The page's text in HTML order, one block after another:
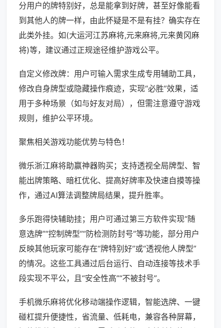
分用户的牌特别好，总是能拿到好牌，甚至好像能看
到其他人的牌一样，由此怀疑是不是有挂？确实存在
此类外挂。如(大运河江苏麻将,元来麻将,元来黄冈麻
将)等，建议通过正规途径维护游戏公平。
自定义修改牌：用户可输入需求生成专用辅助工具，
修改自身牌型或隐藏操作痕迹，实现“必胜”效果，适
用于多种场景（如与好友对局），但需注意遵守游戏
规则，维护公平环境。
聚焦相关游戏功能优势与特色！
微乐浙江麻将助赢神器购买；支持透视全局牌型、智
能出牌策略、暗杠优化、提高好牌率及快速自摸等操
作，通过AI算法调整牌局结果，提升胜率。
多乐跑得快辅助挂；用户可通过第三方软件实现“随
意选牌”“控制牌型”“防检测防封号”等功能，部分用户
反映其他玩家可能存在“牌特别好”或“透视他人牌型”
的情况。这些工具通过后台运行、自动连接等技术手
段实现不平公，且“安全性高”“不被封号”。
手机微乐麻将优化移动端操作逻辑，智能选牌、一键
碰杠提升便捷性，省流量、低耗电，兼容各种屏幕，